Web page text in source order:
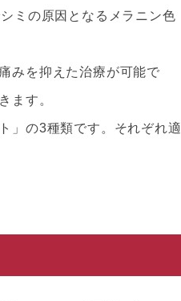
ミの原因となるメラニン色
みを抑えた治療が可能で
ます。
」の3種類です。それぞれ適